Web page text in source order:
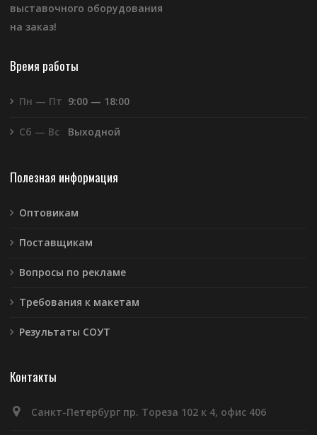
выставочного оборудования
на заказ!
Время работы
Пн — Пт 9:00 — 18:00
Сб — Вс Выходной
Полезная информация
Оптовикам
Поставщикам
Вопросы по рекламе
Требования к макетам
Результаты СОУТ
Контакты
Санкт-Петербург пр. Тореза 102 к 4, офис 406